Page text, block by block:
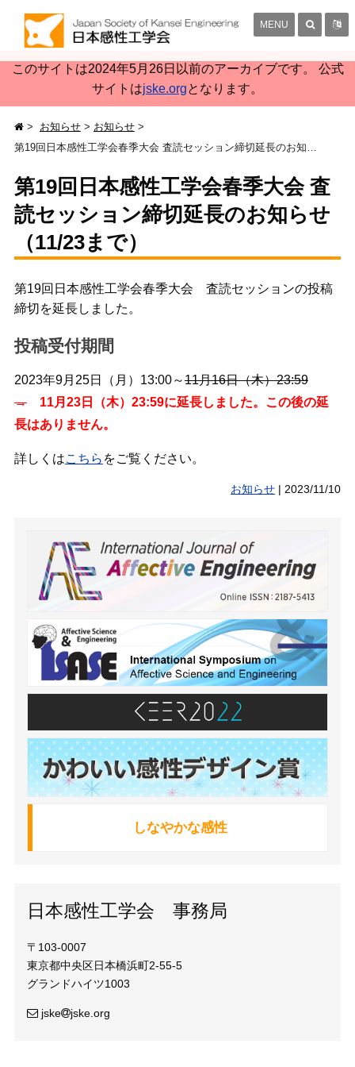
このサイトは2024年5月26日以前のアーカイブです。 公式
サイトはjske.orgとなります。
MENU
お知らせ
お知らせ
第19回日本感性工学会春季大会 査読セッション締切延長のお知らせ（11/23まで）
第19回日本感性工学会春季大会 査
読セッション締切延長のお知らせ
（11/23まで）
第19回日本感性工学会春季大会 査読セッションの投稿
締切を延長しました。
投稿受付期間
2023年9月25日（月）13:00～11月16日（木）23:59
→
11月23日（木）23:59に延長しました。この後の延
長はありません。
詳しくはこちら をご覧ください。
お知らせ 2023/11/10
しなやかな感性
日本感性工学会 事務局
〒103-0007
東京都中央区日本橋浜町2-55-5
グランドハイツ1003
jske jske.org